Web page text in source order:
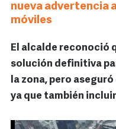
nueva advertencia
móviles
El alcalde reconoció
solución definitiva
la zona, pero
ya que también